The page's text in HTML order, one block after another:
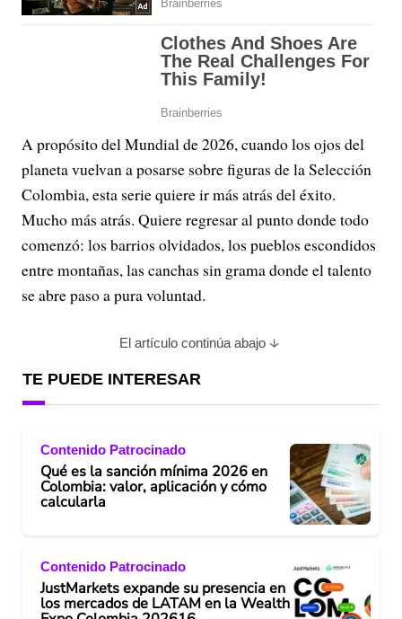
A propósito del Mundial de 2026, cuando los ojos del
planeta vuelvan a posarse sobre figuras de la Selección
Colombia, esta serie quiere ir más atrás del éxito.
Mucho más atrás. Quiere regresar al punto donde todo
comenzó: los barrios olvidados, los pueblos escondidos
entre montañas, las canchas sin grama donde el talento
se abre paso a pura voluntad.
El artículo continúa abajo
TE PUEDE INTERESAR
Contenido Patrocinado
Qué es la sanción mínima 2026 en
Colombia: valor, aplicación y cómo
calcularla
Contenido Patrocinado
JustMarkets expande su presencia en
los mercados de LATAM en la Wealth